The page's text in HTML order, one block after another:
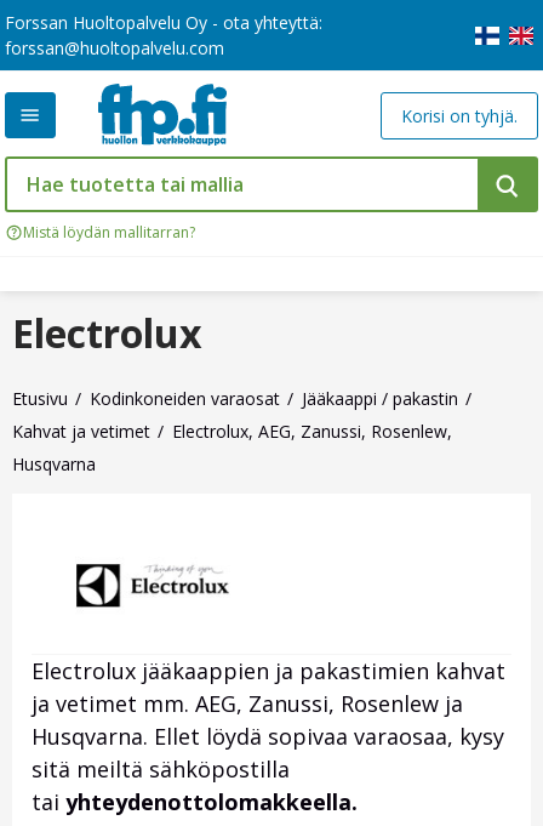
Forssan Huoltopalvelu Oy - ota yhteyttä:
forssan@huoltopalvelu.com
Mistä löydän mallitarran?
Korisi on tyhjä.
Etusivu Kodinkoneiden varaosat
Jääkaappi / pakastin
Kahvat ja vetimet
Electrolux, AEG, Zanussi, Rosenlew,
Husqvarna
Electrolux
Electrolux jääkaappien ja pakastimien kahvat
ja vetimet mm. AEG, Zanussi, Rosenlew ja
Husqvarna. Ellet löydä sopivaa varaosaa, kysy
sitä meiltä sähköpostilla
tai yhteydenottolomakkeella.